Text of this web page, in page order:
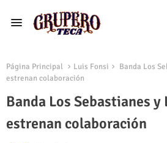
Página Principal Luis Fonsi
Banda Los
estrenan colaboración
Banda Los Sebastianes y
estrenan colaboración